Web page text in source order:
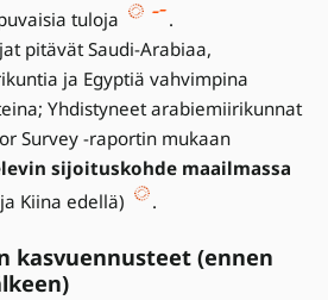
tuloja
.
pitävät Saudi-Arabiaa,
ja Egyptiä vahvimpina
Yhdistyneet arabiemiirikunnat
Survey -raportin mukaan
sijoituskohde maailmassa
Kiina edellä)
.
kasvuennusteet (ennen